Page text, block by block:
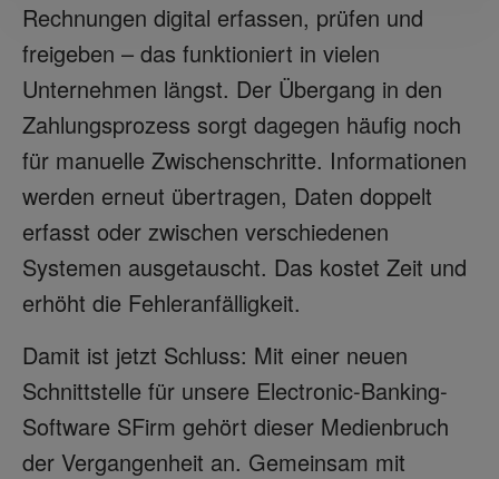
Rechnungen digital erfassen, prüfen und
freigeben – das funktioniert in vielen
Unternehmen längst. Der Übergang in den
Zahlungsprozess sorgt dagegen häufig noch
für manuelle Zwischenschritte. Informationen
werden erneut übertragen, Daten doppelt
erfasst oder zwischen verschiedenen
Systemen ausgetauscht. Das kostet Zeit und
erhöht die Fehleranfälligkeit.
Damit ist jetzt Schluss: Mit einer neuen
Schnittstelle für unsere Electronic-Banking-
Software SFirm gehört dieser Medienbruch
der Vergangenheit an. Gemeinsam mit